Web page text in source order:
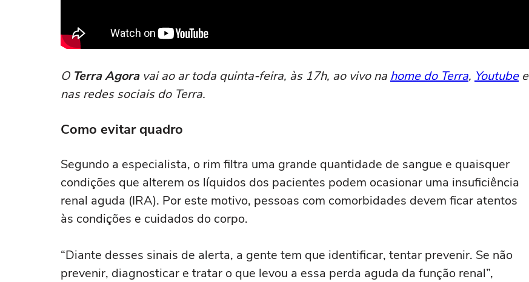
O Terra Agoravai ao ar toda quinta-feira, às 17h, ao vivo na home do Terra, Youtubee
nas redes sociais do Terra.
Como evitar quadro
Segundo a especialista, o rim filtra uma grande quantidade de sangue e quaisquer
condições que alterem os líquidos dos pacientes podem ocasionar uma insuficiência
renal aguda (IRA). Por este motivo, pessoas com comorbidades devem ficar atentos
às condições e cuidados do corpo.
“Diante desses sinais de alerta, a gente tem que identificar, tentar prevenir. Se não
prevenir, diagnosticar e tratar o que levou a essa perda aguda da função renal”,